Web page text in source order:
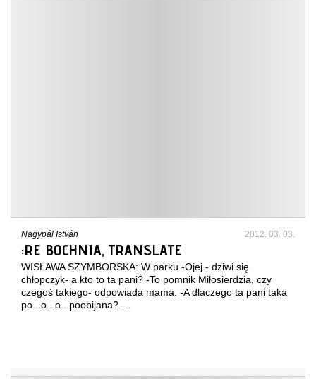
Nagypál István 2012. 03. 03.
:RE BOCHNIA, TRANSLATE
WISŁAWA SZYMBORSKA: W parku -Ojej - dziwi się
chłopczyk- a kto to ta pani? -To pomnik Miłosierdzia, czy
czegoś takiego- odpowiada mama. -A dlaczego ta pani taka
po...o...o...poobijana? …